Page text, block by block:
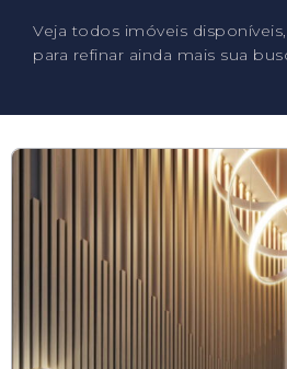
Veja todos imóveis
para refinar ainda mais sua